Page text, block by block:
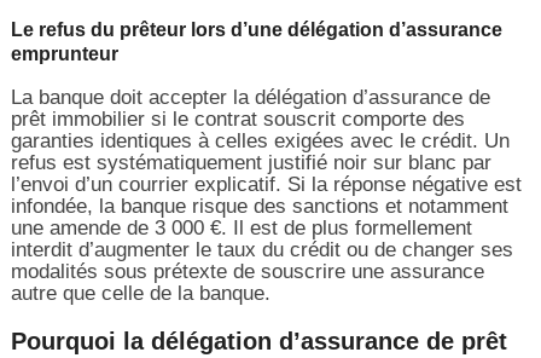
Le refus du prêteur lors d’une délégation d’assurance
emprunteur
La banque doit accepter la délégation d’assurance de
prêt immobilier si le contrat souscrit comporte des
garanties identiques à celles exigées avec le crédit. Un
refus est systématiquement justifié noir sur blanc par
l’envoi d’un courrier explicatif. Si la réponse négative est
infondée, la banque risque des sanctions et notamment
une amende de 3 000 €. Il est de plus formellement
interdit d’augmenter le taux du crédit ou de changer ses
modalités sous prétexte de souscrire une assurance
autre que celle de la banque.
Pourquoi la délégation d’assurance de prêt